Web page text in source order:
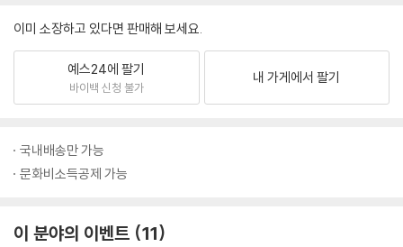
이미 소장하고 있다면 판매해 보세요.
예스24에 팔기
바이백 신청 불가
내 가게에서 팔기
국내배송만 가능
문화비소득공제 가능
이 분야의 이벤트 11